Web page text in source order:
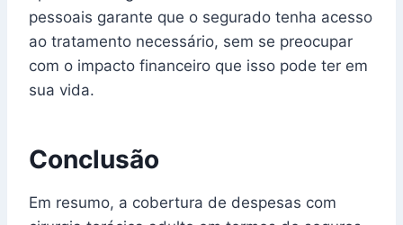
pessoais garante que o segurado tenha acesso
ao tratamento necessário, sem se preocupar
com o impacto financeiro que isso pode ter em
sua vida.
Conclusão
Em resumo, a cobertura de despesas com